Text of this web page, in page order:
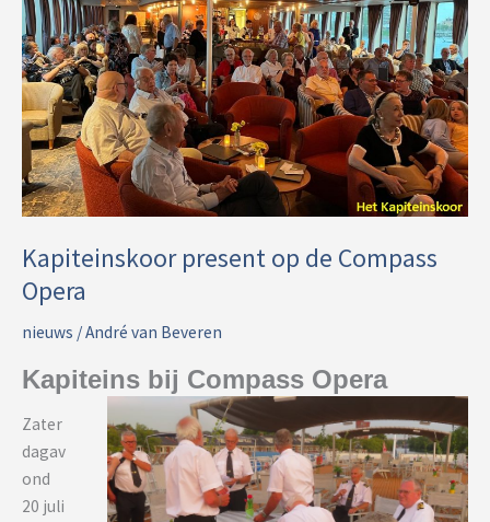
Kapiteinskoor present op de Compass
Opera
nieuws /André van Beveren
Kapiteins bij Compass Opera
Zater
dagav
ond
20 juli